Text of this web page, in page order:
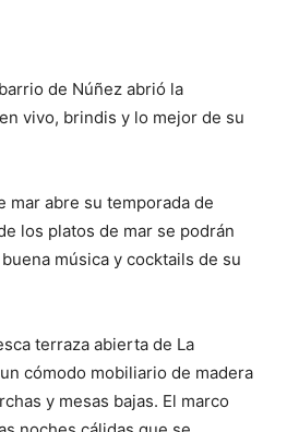
de Núñez abrió la
vivo, brindis y lo mejor de su
mar abre su temporada de
los platos de mar se podrán
música y cocktails de su
terraza abierta de La
cómodo mobiliario de madera
y mesas bajas. El marco